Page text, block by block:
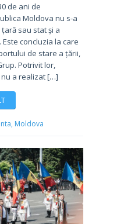
de ani de
Moldova nu s-a
sau stat și a
concluzia la care
de stare a țării,
Potrivit lor,
a realizat […]
Moldova